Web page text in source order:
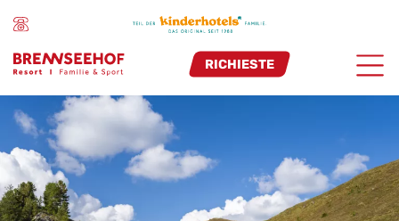
RICHIESTE